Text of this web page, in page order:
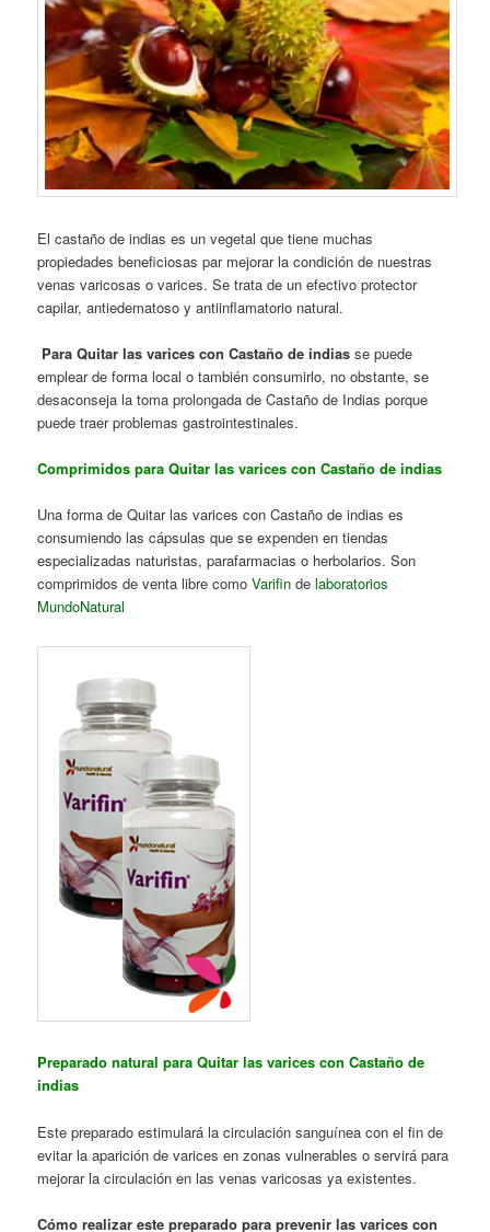
El castaño de indias es un vegetal que tiene muchas
propiedades beneficiosas par mejorar la condición de nuestras
venas varicosas o varices. Se trata de un efectivo protector
capilar, antiedematoso y antiinflamatorio natural.
Para Quitar las varices con Castaño de indias se puede
emplear de forma local o también consumirlo, no obstante, se
desaconseja la toma prolongada de Castaño de Indias porque
puede traer problemas gastrointestinales.
Comprimidos para Quitar las varices con Castaño de indias
Una forma de Quitar las varices con Castaño de indias es
consumiendo las cápsulas que se expenden en tiendas
especializadas naturistas, parafarmacias o herbolarios. Son
comprimidos de venta libre comoVarifin de laboratorios
MundoNatural
Preparado natural para Quitar las varices con Castaño de
indias
Este preparado estimulará la circulación sanguínea con el fin de
evitar la aparición de varices en zonas vulnerables o servirá para
mejorar la circulación en las venas varicosas ya existentes.
Cómo realizar este preparado para prevenir las varices con